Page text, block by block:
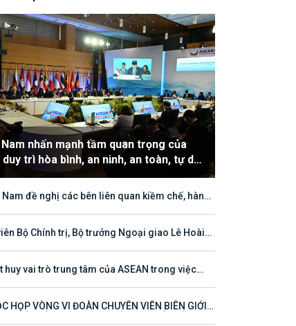
nhấn mạnh tầm quan trọng của
trì hòa bình, an ninh, an toàn, tự do
hải và hàng không
Nam đề nghị các bên liên quan kiềm chế, hành
quyền tài phán đối với vùng đặc quyền kinh tế
lục địa của quốc gia ven biển
Bộ Chính trị, Bộ trưởng Ngoại giao Lê Hoài
huy vai trò trung tâm của ASEAN trong việc
HỌP VÒNG VI ĐOÀN CHUYÊN VIÊN BIÊN GIỚI